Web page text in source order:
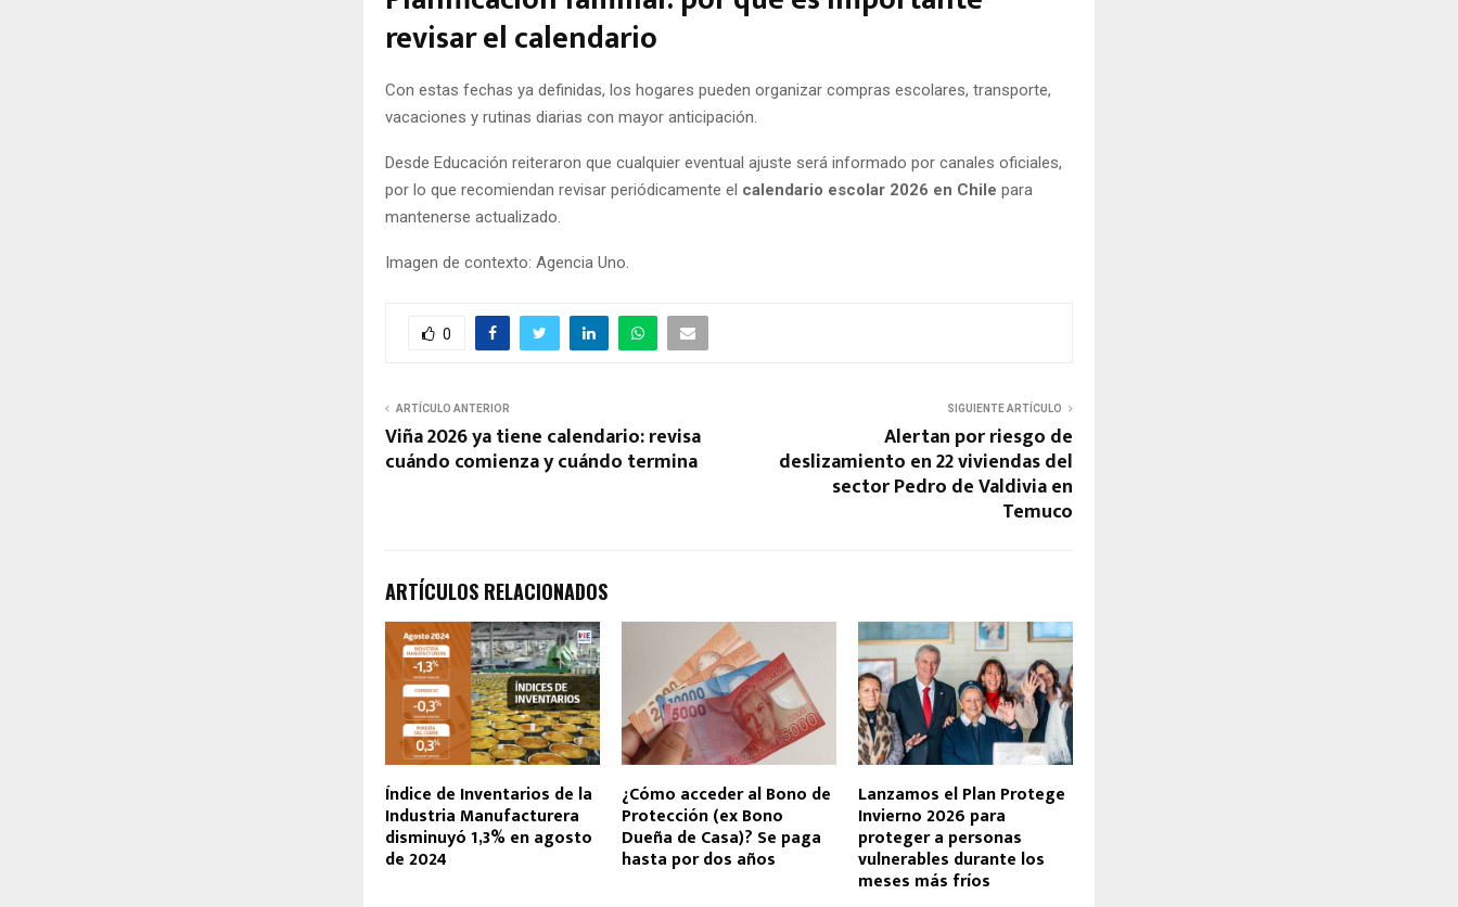
revisar el calendario
Con estas fechas ya definidas, los hogares pueden organizar compras escolares, transporte,
vacaciones y rutinas diarias con mayor anticipación.
Desde Educación reiteraron que cualquier eventual ajuste será informado por canales oficiales,
por lo que recomiendan revisar periódicamente el calendario escolar 2026 en Chile para
mantenerse actualizado.
Imagen de contexto: Agencia Uno.
0
ARTÍCULO ANTERIOR
Viña 2026 ya tiene calendario: revisa
cuándo comienza y cuándo termina
SIGUIENTE ARTÍCULO
Alertan por riesgo de
deslizamiento en 22 viviendas del
sector Pedro de Valdivia en
Temuco
ARTÍCULOS RELACIONADOS
Índice de Inventarios de la
Industria Manufacturera
disminuyó 1,3% en agosto
de 2024
¿Cómo acceder al Bono de
Protección (ex Bono
Dueña de Casa)? Se paga
hasta por dos años
Lanzamos el Plan Protege
Invierno 2026 para
proteger a personas
vulnerables durante los
meses más fríos